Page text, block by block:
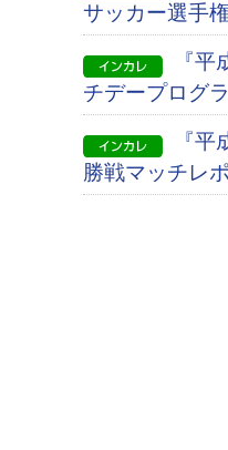
サッカー選手
『
チデープログ
『
勝戦マッチレ